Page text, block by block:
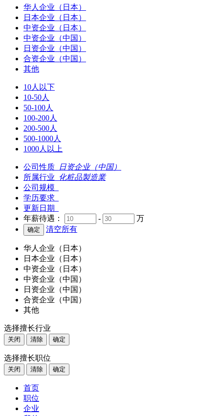
华人企业（日本）
日本企业（日本）
中资企业（日本）
中资企业（中国）
日资企业（中国）
合资企业（中国）
其他
10人以下
10-50人
50-100人
100-200人
200-500人
500-1000人
1000人以上
公司性质 日资企业（中国）
所属行业 化粧品製造業
公司规模
学历要求
更新日期
年薪待遇：
-
万
清空所有
华人企业（日本）
日本企业（日本）
中资企业（日本）
中资企业（中国）
日资企业（中国）
合资企业（中国）
其他
选择擅长行业
关闭 清除 确定
选择擅长职位
关闭 清除 确定
首页
职位
企业